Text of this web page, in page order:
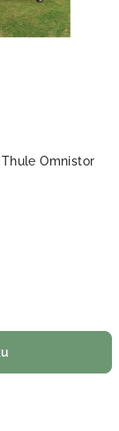
Omnistor